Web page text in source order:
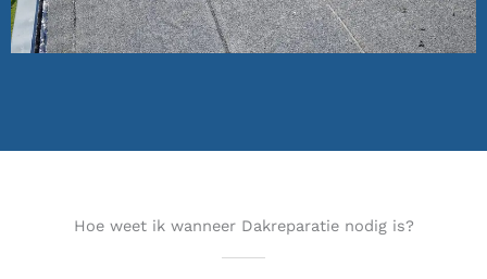
Hoe weet ik wanneer Dakreparatie nodig is?